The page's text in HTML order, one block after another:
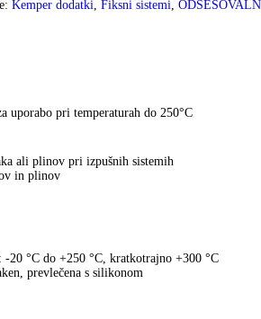
Kemper dodatki, Fiksni sistemi,
uporabo pri temperaturah do 250°C
ali plinov pri izpušnih sistemih
in plinov
-20 °C do +250 °C, kratkotrajno +300 °C
prevlečena s silikonom